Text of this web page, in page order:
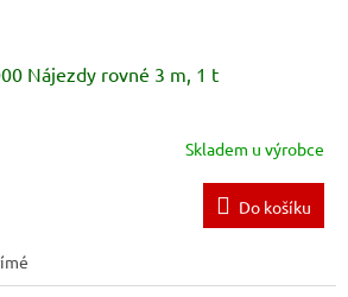
Nájezdy rovné 3 m, 1 t
Skladem u výrobce
Do košíku